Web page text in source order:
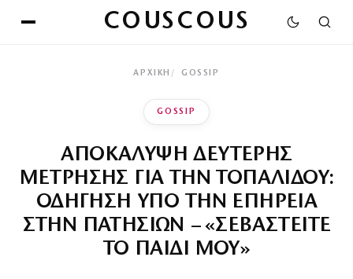
COUSCOUS
ΑΡΧΙΚΉ GOSSIP
GOSSIP
ΑΠΟΚΑΛΥΨΗ ΔΕΥΤΕΡΗΣ
ΜΕΤΡΗΣΗΣ ΓΙΑ ΤΗΝ ΤΟΠΑΛΙΔΟΥ:
ΟΔΗΓΗΣΗ ΥΠΟ ΤΗΝ ΕΠΗΡΕΙΑ
ΣΤΗΝ ΠΑΤΗΣΙΩΝ – «ΣΕΒΑΣΤΕΙΤΕ
ΤΟ ΠΑΙΔΙ ΜΟΥ»